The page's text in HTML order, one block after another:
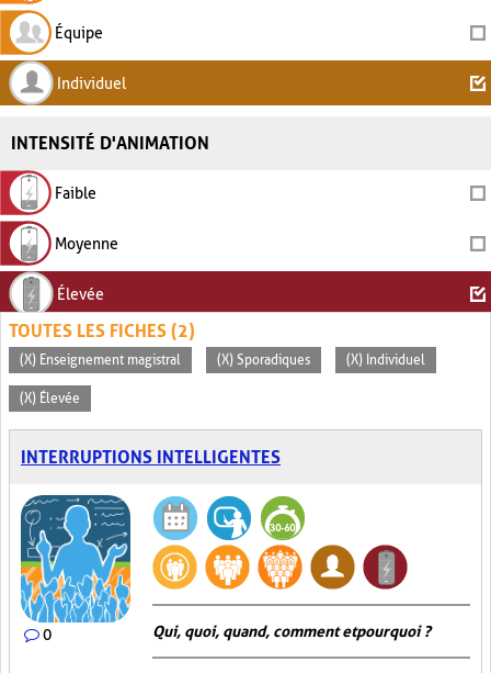
Équipe
Individuel
INTENSITÉ D'ANIMATION
Faible
Moyenne
Élevée
TOUTES LES FICHES (2)
(X) Enseignement magistral (X) Sporadiques (X) Individuel
(X) Élevée
INTERRUPTIONS INTELLIGENTES
0 Qui, quoi, quand, comment et pourquoi ?